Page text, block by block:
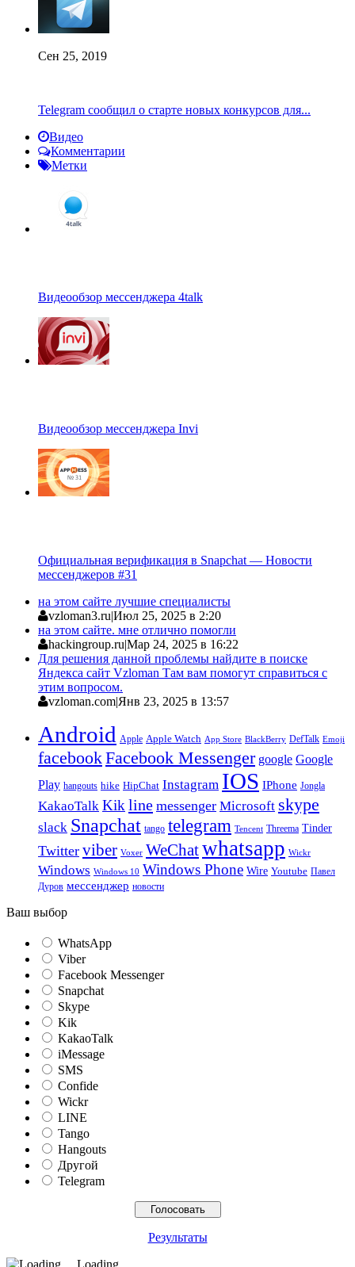
Сен 25, 2019
Telegram сообщил о старте новых конкурсов для...
Видео
Комментарии
Метки
Видеообзор мессенджера 4talk
Видеообзор мессенджера Invi
Официальная верификация в Snapchat — Новости
мессенджеров #31
на этом сайте лучшие специалисты
vzloman3.ru|Июл 25, 2025 в 2:20
на этом сайте. мне отлично помогли
hackingroup.ru|Мар 24, 2025 в 16:22
Для решения данной проблемы найдите в поиске
Яндекса сайт Vzloman Там вам помогут справиться с
этим вопросом.
vzloman.com|Янв 23, 2025 в 13:57
Android Apple Apple Watch App Store BlackBerry DefTalk Emoji
facebookFacebook Messenger google Google
Play hangouts hike HipChat Instagram IOS IPhone Jongla
KakaoTalk Kik line messenger Microsoft skype
slack Snapchat tango telegram Tencent Threema Tinder
Twitter viber Voxer WeChatwhatsapp Wickr
Windows Windows 10 Windows Phone Wire Youtube Павел
Дуров мессенджер новости
Ваш выбор
WhatsApp
Viber
Facebook Messenger
Snapchat
Skype
Kik
KakaoTalk
iMessage
SMS
Confide
Wickr
LINE
Tango
Hangouts
Другой
Telegram
Результаты
Loading ...